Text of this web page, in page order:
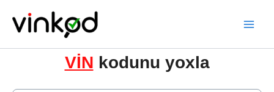
content
VİN kodunu yoxla